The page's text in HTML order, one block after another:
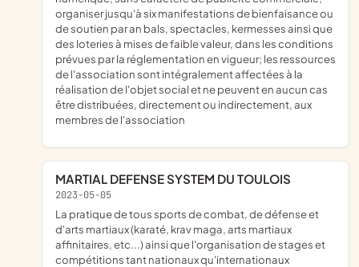
organiser jusqu'à six manifestations de bienfaisance ou
de soutien par an bals, spectacles, kermesses ainsi que
des loteries à mises de faible valeur, dans les conditions
prévues par la réglementation en vigueur; les ressources
de l'association sont intégralement affectées à la
réalisation de l'objet social et ne peuvent en aucun cas
être distribuées, directement ou indirectement, aux
membres de l'association
MARTIAL DEFENSE SYSTEM DU TOULOIS
2023-05-05
la pratique de tous sports de combat, de défense et
d'arts martiaux (karaté, krav maga, arts martiaux
affinitaires, etc...) ainsi que l'organisation de stages et
compétitions tant nationaux qu'internationaux